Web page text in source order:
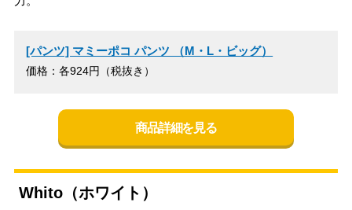
[パンツ] マミーポコ パンツ （M・L・ビッグ）
価格：各924円（税抜き）
商品詳細を見る
Whito（ホワイト）